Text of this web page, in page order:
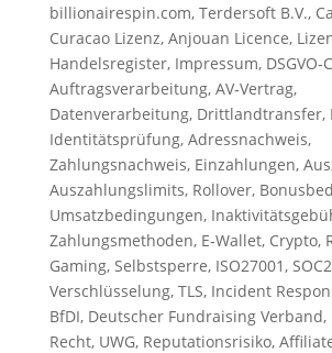
billionairespin.com, Terdersoft B.V.,
Curacao Lizenz, Anjouan Licence,
Handelsregister, Impressum,
Auftragsverarbeitung, AV‑Vertrag,
Datenverarbeitung, Drittlandtransfer,
Identitätsprüfung, Adressnachweis,
Zahlungsnachweis, Einzahlungen,
Auszahlungslimits, Rollover,
Umsatzbedingungen,
Zahlungsmethoden, E‑Wallet, Crypto,
Gaming, Selbstsperre, ISO27001,
Verschlüsselung, TLS, Incident
BfDI, Deutscher Fundraising
Recht, UWG, Reputationsrisiko,